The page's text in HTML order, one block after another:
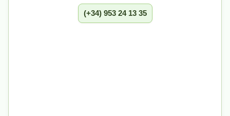
(+34) 953 24 13 35